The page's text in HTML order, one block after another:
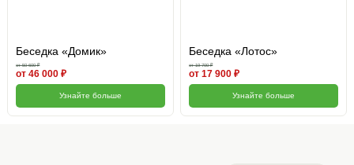
Беседка «Домик»
от 50 600 ₽
от 46 000 ₽
Узнайте больше
Беседка «Лотос»
от 19 700 ₽
от 17 900 ₽
Узнайте больше